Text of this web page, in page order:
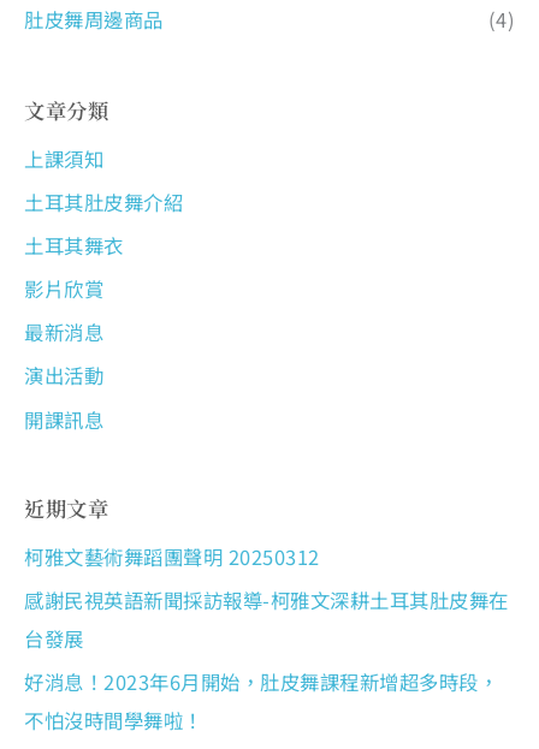
肚皮舞周邊商品
(4)
文章分類
上課須知
土耳其肚皮舞介紹
土耳其舞衣
影片欣賞
最新消息
演出活動
開課訊息
近期文章
柯雅文藝術舞蹈團聲明 20250312
感謝民視英語新聞採訪報導-柯雅文深耕土耳其肚皮舞在
台發展
好消息！2023年6月開始，肚皮舞課程新增超多時段，
不怕沒時間學舞啦！